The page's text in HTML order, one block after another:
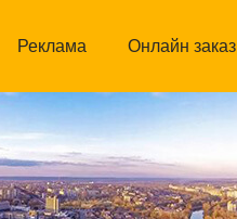
Реклама Онлайн заказ